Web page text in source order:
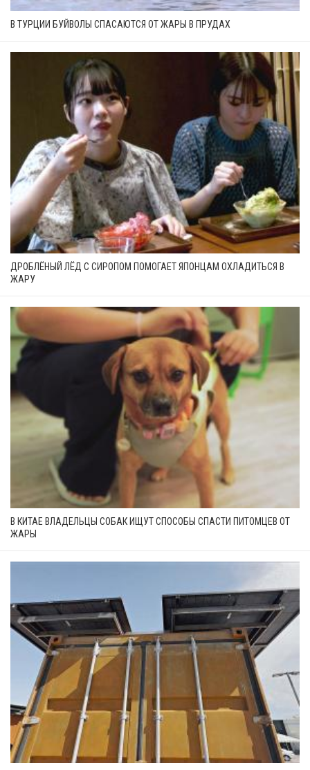
В ТУРЦИИ БУЙВОЛЫ СПАСАЮТСЯ ОТ ЖАРЫ В ПРУДАХ
ДРОБЛЁНЫЙ ЛЁД С СИРОПОМ ПОМОГАЕТ ЯПОНЦАМ ОХЛАДИТЬСЯ В
ЖАРУ
В КИТАЕ ВЛАДЕЛЬЦЫ СОБАК ИЩУТ СПОСОБЫ СПАСТИ ПИТОМЦЕВ ОТ
ЖАРЫ